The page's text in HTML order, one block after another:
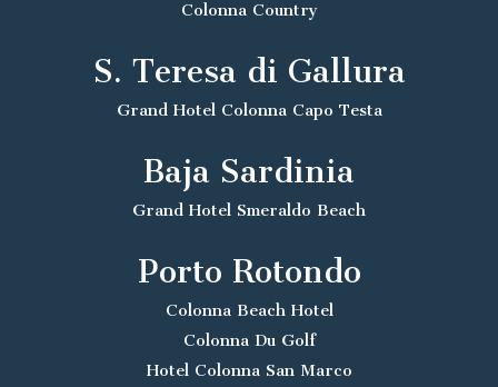
Colonna Country
S. Teresa di Gallura
Grand Hotel Colonna Capo Testa
Baja Sardinia
Grand Hotel Smeraldo Beach
Porto Rotondo
Colonna Beach Hotel
Colonna Du Golf
Hotel Colonna San Marco